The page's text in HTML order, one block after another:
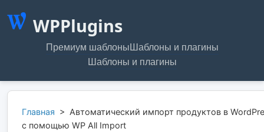
WPPlugins
Премиум шаблоны Шаблоны и плагины
Шаблоны и плагины
Главная > Автоматический импорт продуктов в
с помощью WP All Import